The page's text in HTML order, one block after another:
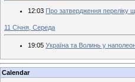
12:03 Про затвердження переліку
11 Січня, Середа
19:05 Україна та Волинь у
Calendar